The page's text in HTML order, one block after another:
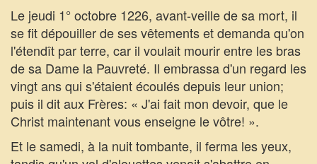
Le jeudi 1° octobre 1226, avant-veille de sa mort, il
se fit dépouiller de ses vêtements et demanda qu'on
l'étendît par terre, car il voulait mourir entre les bras
de sa Dame la Pauvreté. Il embrassa d'un regard les
vingt ans qui s'étaient écoulés depuis leur union;
puis il dit aux Frères: « J'ai fait mon devoir, que le
Christ maintenant vous enseigne le vôtre! ».
Et le samedi, à la nuit tombante, il ferma les yeux,